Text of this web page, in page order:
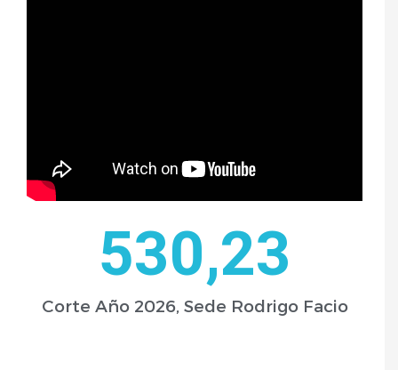
Corte Año 2026, Sede Rodrigo Facio
530,23